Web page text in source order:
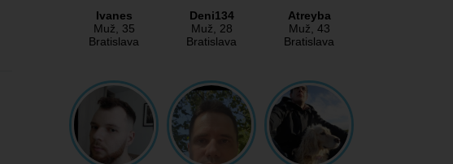
Ivanes
Muž, 35
Bratislava
Deni134
Muž, 28
Bratislava
Atreyba
Muž, 43
Bratislava